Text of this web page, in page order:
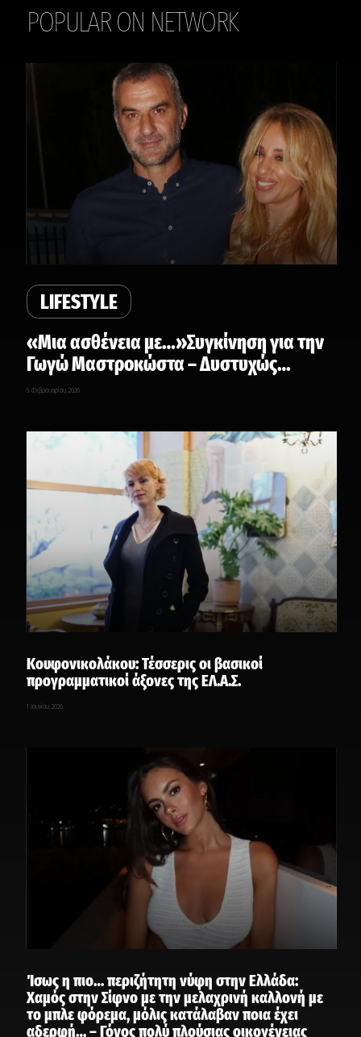
POPULAR ON NETWORK
THE DAILY
LIFESTYLE
«Μια ασθένεια με…»Συγκίνηση για την
Γωγώ Μαστροκώστα – Δυστυχώς…
5 Φεβρουαρίου, 2026
Κουφονικολάκου: Τέσσερις οι βασικοί
προγραμματικοί άξονες της ΕΛ.Α.Σ.
1 Ιουνίου, 2026
Ίσως η πιο… περιζήτητη νύφη στην Ελλάδα:
Χαμός στην Σίφνο με την μελαχρινή καλλονή με
το μπλε φόρεμα, μόλις κατάλαβαν ποια έχει
αδερφή… – Γόνος πολύ πλούσιας οικογένειας